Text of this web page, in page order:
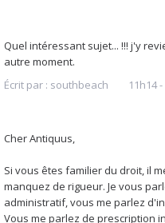
Quel intéressant sujet... !!! j'y
autre moment.
Écrit par : southbeach 11h14-
Cher Antiquus,
Si vous êtes familier du droit, il
manquez de rigueur. Je vous
administratif, vous me parlez
Vous me parlez de prescription